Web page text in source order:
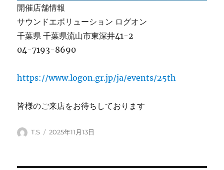
開催店舗情報
サウンドエボリューション ログオン
千葉県 千葉県流山市東深井41-2
04-7193-8690
https://www.logon.gr.jp/ja/events/25th
皆様のご来店をお待ちしております
投
T.S
投
2025年11月13日